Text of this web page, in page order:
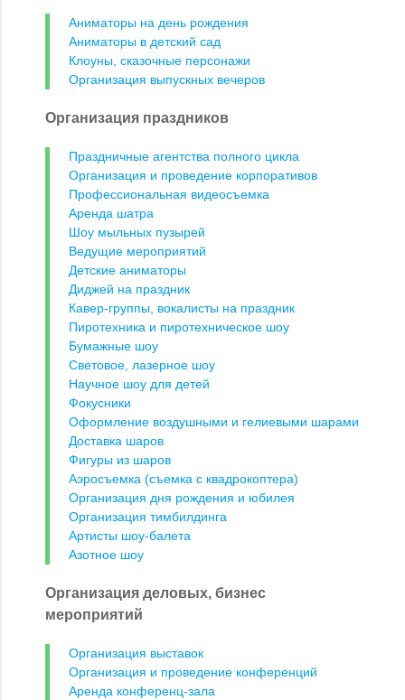
Аниматоры на день рождения
Аниматоры в детский сад
Клоуны, сказочные персонажи
Организация выпускных вечеров
Организация праздников
Праздничные агентства полного цикла
Организация и проведение корпоративов
Профессиональная видеосъемка
Аренда шатра
Шоу мыльных пузырей
Ведущие мероприятий
Детские аниматоры
Диджей на праздник
Кавер-группы, вокалисты на праздник
Пиротехника и пиротехническое шоу
Бумажные шоу
Световое, лазерное шоу
Научное шоу для детей
Фокусники
Оформление воздушными и гелиевыми шарами
Доставка шаров
Фигуры из шаров
Аэросъемка (съемка с квадрокоптера)
Организация дня рождения и юбилея
Организация тимбилдинга
Артисты шоу-балета
Азотное шоу
Организация деловых, бизнес
мероприятий
Организация выставок
Организация и проведение конференций
Аренда конференц-зала